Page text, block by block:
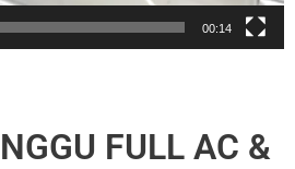
00:14
FULL AC &